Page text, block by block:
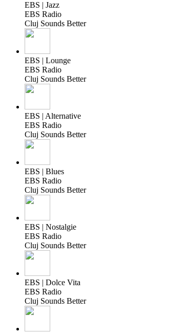
EBS | Jazz
EBS Radio
Cluj Sounds Better
EBS | Lounge
EBS Radio
Cluj Sounds Better
EBS | Alternative
EBS Radio
Cluj Sounds Better
EBS | Blues
EBS Radio
Cluj Sounds Better
EBS | Nostalgie
EBS Radio
Cluj Sounds Better
EBS | Dolce Vita
EBS Radio
Cluj Sounds Better